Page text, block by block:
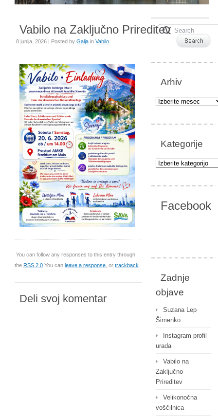
Vabilo na Zaključno Prireditev
8 junija, 2026 | Posted by Galja in Vabilo
You can follow any responses to this entry through
the RSS 2.0 You can leave a response , or trackback
Deli svoj komentar
Arhiv
Arhiv
Kategorije
Kategorije
Facebook
Zadnje
objave
Suzana Lep
Šimenko
Instagram profil
urada
Vabilo na
Zaključno
Prireditev
Velikonočna
voščilnica